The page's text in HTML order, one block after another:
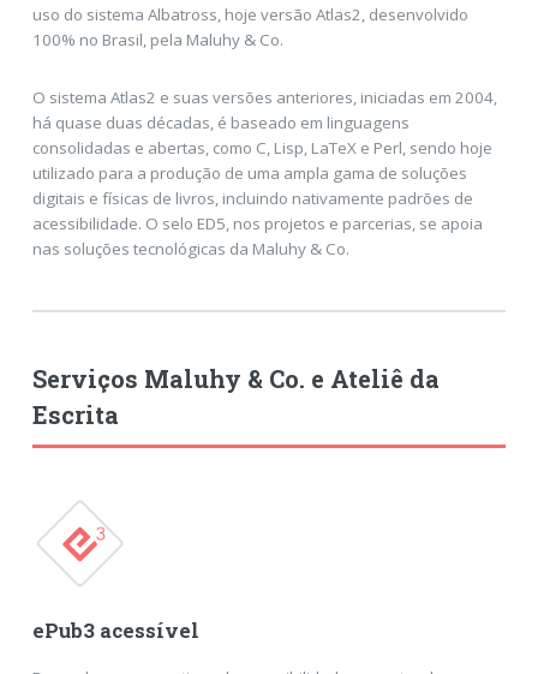
uso do sistema Albatross, hoje versão Atlas2, desenvolvido
100% no Brasil, pela Maluhy & Co.
O sistema Atlas2 e suas versões anteriores, iniciadas em 2004,
há quase duas décadas, é baseado em linguagens
consolidadas e abertas, como C, Lisp, LaTeX e Perl, sendo hoje
utilizado para a produção de uma ampla gama de soluções
digitais e físicas de livros, incluindo nativamente padrões de
acessibilidade. O selo ED5, nos projetos e parcerias, se apoia
nas soluções tecnológicas da Maluhy & Co.
Serviços Maluhy & Co. e Ateliê da
Escrita
ePub3 acessível